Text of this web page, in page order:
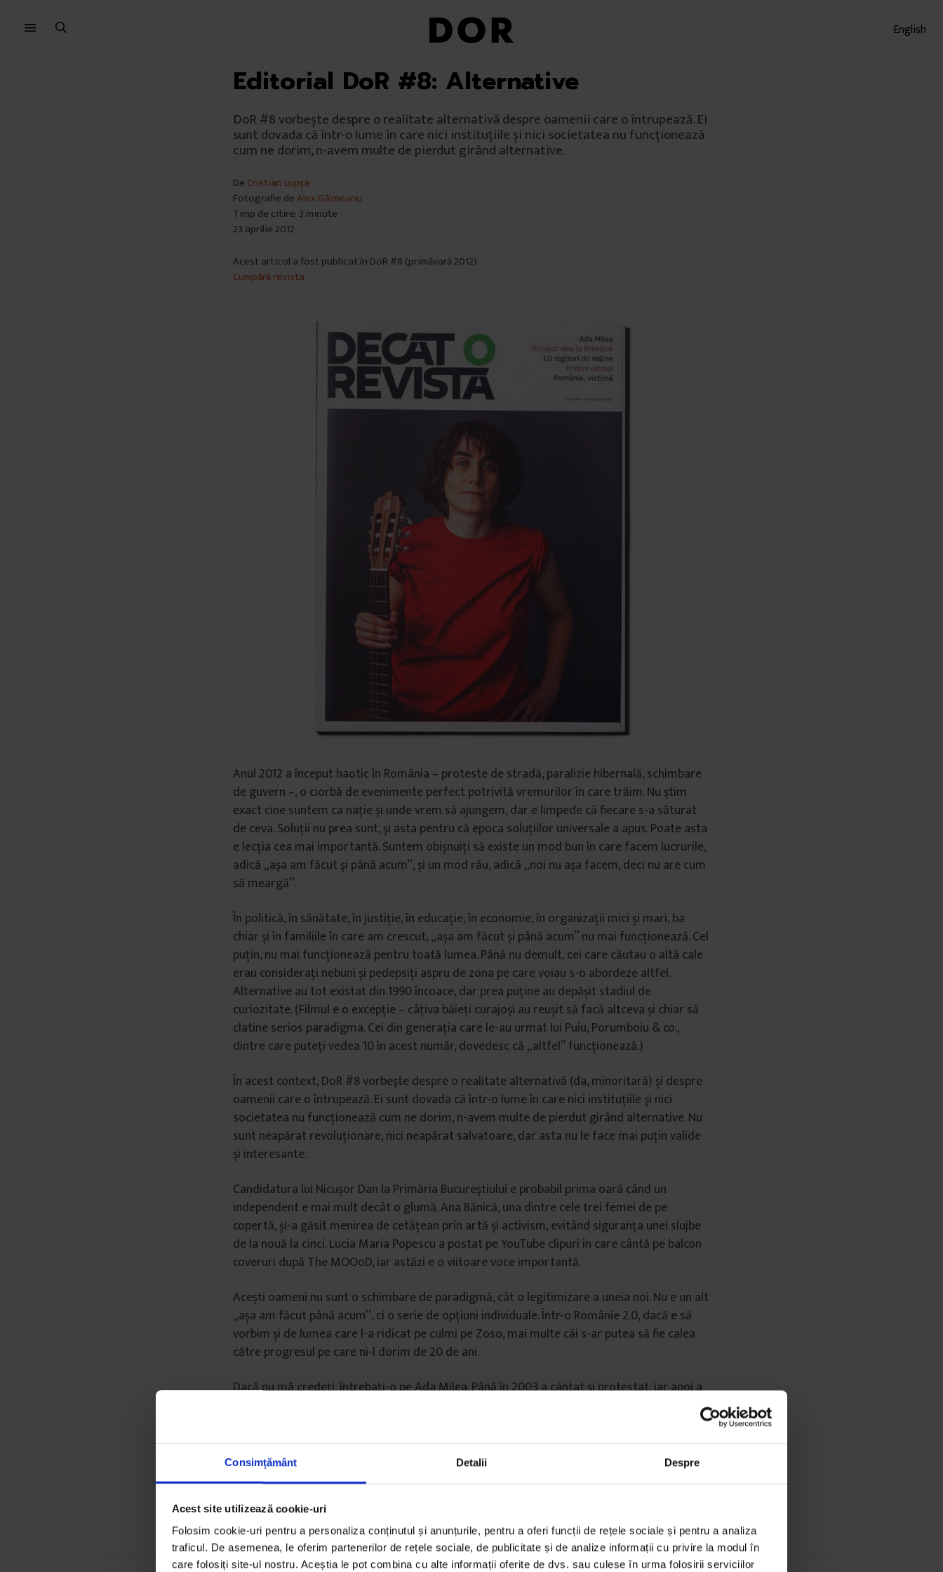
Consimțământ Detalii Despre
Acest site utilizează cookie-uri
Folosim cookie-uri pentru a personaliza conținutul și anunțurile, pentru a oferi funcții de rețele sociale și pentru a analiza
traficul. De asemenea, le oferim partenerilor de rețele sociale, de publicitate și de analize informații cu privire la modul în
care folosiți site-ul nostru. Aceștia le pot combina cu alte informații oferite de dvs. sau culese în urma folosirii serviciilor
English
Editorial DoR #8: Alternative
DoR #8 vorbește despre o realitate alternativă despre oamenii care o întrupează. Ei
sunt dovada că într-o lume în care nici instituțiile și nici societatea nu funcționează
cum ne dorim, n-avem multe de pierdut girând alternative.
De Cristian Lupșa
Fotografie deAlex Gâlmeanu
Timp de citire: 3 minute
23 aprilie 2012
Acest articol a fost publicat în DoR #8 (primăvară 2012)
Cumpără revista
Anul 2012 a început haotic în România – proteste de stradă, paralizie hibernală, schimbare
de guvern –, o ciorbă de evenimente perfect potrivită vremurilor în care trăim. Nu știm
exact cine suntem ca nație și unde vrem să ajungem, dar e limpede că fiecare s-a săturat
de ceva. Soluții nu prea sunt, și asta pentru că epoca soluțiilor universale a apus. Poate asta
e lecția cea mai importantă. Suntem obișnuiți să existe un mod bun în care facem lucrurile,
adică „așa am făcut și până acum”, și un mod rău, adică „noi nu așa facem, deci nu are cum
să meargă”.
În politică, în sănătate, în justiție, în educație, în economie, în organizații mici și mari, ba
chiar și în familiile în care am crescut, „așa am făcut și până acum” nu mai funcționează. Cel
puțin, nu mai funcționează pentru toată lumea. Până nu demult, cei care căutau o altă cale
erau considerați nebuni și pedepsiți aspru de zona pe care voiau s-o abordeze altfel.
Alternative au tot existat din 1990 încoace, dar prea puține au depășit stadiul de
curiozitate. (Filmul e o excepție – câțiva băieți curajoși au reușit să facă altceva și chiar să
clatine serios paradigma. Cei din generația care le-au urmat lui Puiu, Porumboiu & co.,
dintre care puteți vedea 10 în acest număr, dovedesc că „altfel” funcționează.)
În acest context, DoR #8 vorbește despre o realitate alternativă (da, minoritară) și despre
oamenii care o întrupează. Ei sunt dovada că într-o lume în care nici instituțiile și nici
societatea nu funcționează cum ne dorim, n-avem multe de pierdut girând alternative. Nu
sunt neapărat revoluționare, nici neapărat salvatoare, dar asta nu le face mai puțin valide
și interesante.
Candidatura lui Nicușor Dan la Primăria Bucureștiului e probabil prima oară când un
independent e mai mult decât o glumă. Ana Bănică, una dintre cele trei femei de pe
copertă, și-a găsit menirea de cetățean prin artă și activism, evitând siguranța unei slujbe
de la nouă la cinci. Lucia Maria Popescu a postat pe YouTube clipuri în care cântă pe balcon
coveruri după The MOOoD, iar astăzi e o viitoare voce importantă.
Acești oameni nu sunt o schimbare de paradigmă, cât o legitimizare a uneia noi. Nu e un alt
„așa am făcut până acum”, ci o serie de opțiuni individuale. Într-o Românie 2.0, dacă e să
vorbim și de lumea care l-a ridicat pe culmi pe Zoso, mai multe căi s-ar putea să fie calea
către progresul pe care ni-l dorim de 20 de ani.
Dacă nu mă credeți, întrebați-o pe Ada Milea. Până în 2003 a cântat și protestat, iar apoi a
povesti despre creațiile și oamenii care o fac fericită. Și-a găsit o alternativă la alternativă
și probabil nu se va opri aici.